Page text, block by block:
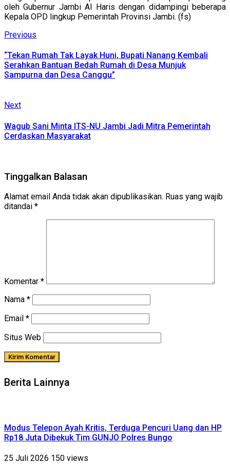
oleh Gubernur Jambi Al Haris dengan didampingi beberapa
Kepala OPD lingkup Pemerintah Provinsi Jambi. (fs)
Continue
Reading
Previous
“Tekan Rumah Tak Layak Huni, Bupati Nanang Kembali
Serahkan Bantuan Bedah Rumah di Desa Munjuk
Sampurna dan Desa Canggu”
NextNext
Wagub Sani Minta ITS-NU Jambi Jadi Mitra Pemerintah
Cerdaskan Masyarakat
Tinggalkan Balasan
Alamat email Anda tidak akan dipublikasikan. Ruas yang wajib
ditandai *
Komentar *
Nama *
Email *
Situs Web
Berita Lainnya
Modus Telepon Ayah Kritis, Terduga Pencuri Uang dan HP
Rp18 Juta Dibekuk Tim GUNJO Polres Bungo
25 Juli 2026 150 views